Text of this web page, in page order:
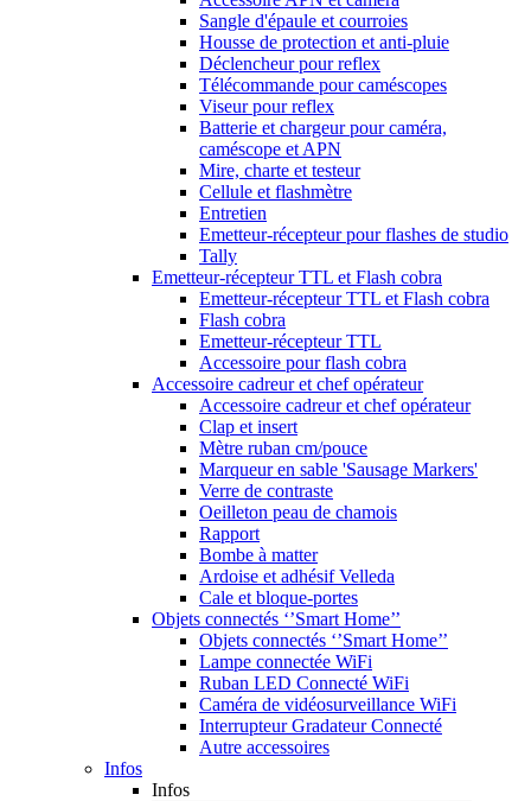
Sangle d'épaule et courroies
Housse de protection et anti-pluie
Déclencheur pour reflex
Télécommande pour caméscopes
Viseur pour reflex
Batterie et chargeur pour caméra,
caméscope et APN
Mire, charte et testeur
Cellule et flashmètre
Entretien
Emetteur-récepteur pour flashes de studio
Tally
Emetteur-récepteur TTL et Flash cobra
Emetteur-récepteur TTL et Flash cobra
Flash cobra
Emetteur-récepteur TTL
Accessoire pour flash cobra
Accessoire cadreur et chef opérateur
Accessoire cadreur et chef opérateur
Clap et insert
Mètre ruban cm/pouce
Marqueur en sable 'Sausage Markers'
Verre de contraste
Oeilleton peau de chamois
Rapport
Bombe à matter
Ardoise et adhésif Velleda
Cale et bloque-portes
Objets connectés ‘’Smart Home’’
Objets connectés ‘’Smart Home’’
Lampe connectée WiFi
Ruban LED Connecté WiFi
Caméra de vidéosurveillance WiFi
Interrupteur Gradateur Connecté
Autre accessoires
Infos
Infos